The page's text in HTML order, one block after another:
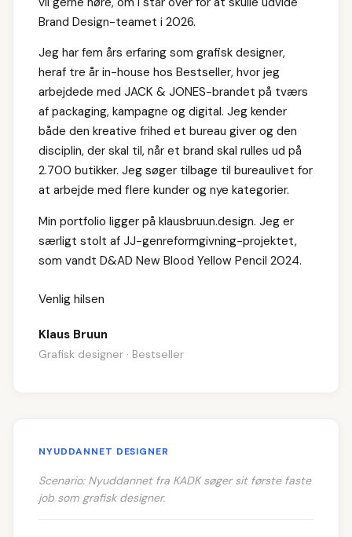
Brand Design-teamet i 2026.
Jeg har fem års erfaring som grafisk designer,
heraf tre år in-house hos Bestseller, hvor jeg
arbejdede med JACK & JONES-brandet på tværs
af packaging, kampagne og digital. Jeg kender
både den kreative frihed et bureau giver og den
disciplin, der skal til, når et brand skal rulles ud på
2.700 butikker. Jeg søger tilbage til bureaulivet for
at arbejde med flere kunder og nye kategorier.
Min portfolio ligger på klausbruun.design. Jeg er
særligt stolt af JJ-genreformgivning-projektet,
som vandt D&AD New Blood Yellow Pencil 2024.
Venlig hilsen
Klaus Bruun
Grafisk designer · Bestseller
NYUDDANNET DESIGNER
Scenario: Nyuddannet fra KADK søger sit første faste
job som grafisk designer.